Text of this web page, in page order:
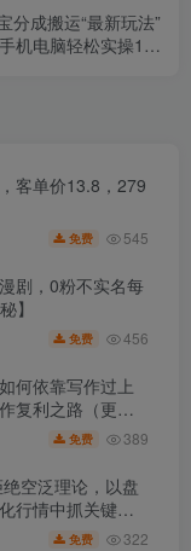
分成搬运“最新玩法”
手机电脑轻松实操1小
客单价13.8，279
免费 545
剧，0粉不实名每
】
免费 456
何依靠写作过上
复利之路（更新6
免费 389
空泛理论，以盘
行情中抓关键品
免费 322